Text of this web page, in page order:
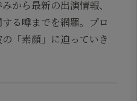
から最新の出演情報、
る噂までを網羅。プロ
「素顔」に迫っていき